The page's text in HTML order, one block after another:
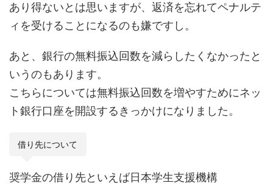
あり得ないとは思いますが、返済を忘れてペナルテ
ィを受けることになるのも嫌ですし。
あと、銀行の無料振込回数を減らしたくなかったと
いうのもあります。
こちらについては無料振込回数を増やすためにネッ
ト銀行口座を開設するきっかけになりました。
借り先について
奨学金の借り先といえば日本学生支援機構